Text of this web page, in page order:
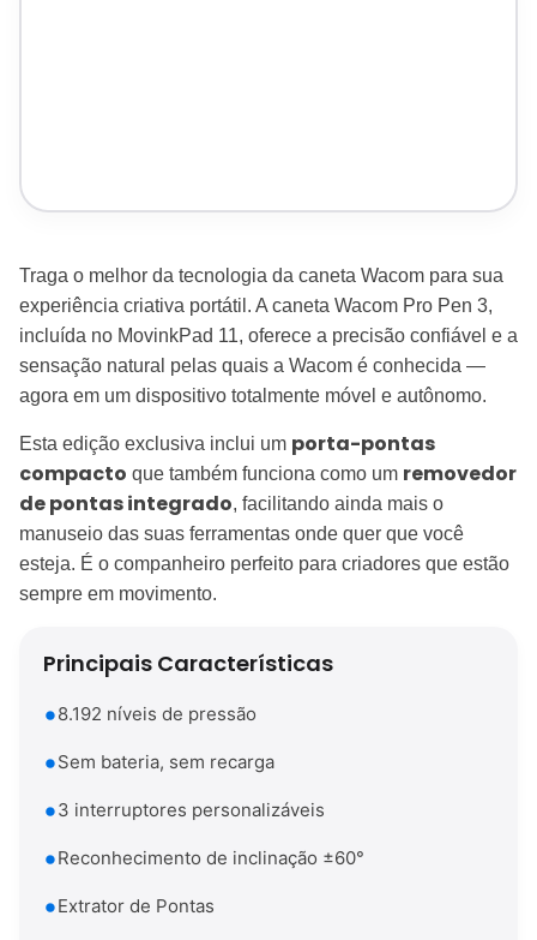
Traga o melhor da tecnologia da caneta Wacom para sua
experiência criativa portátil. A caneta Wacom Pro Pen 3,
incluída no MovinkPad 11, oferece a precisão confiável e a
sensação natural pelas quais a Wacom é conhecida —
agora em um dispositivo totalmente móvel e autônomo.
Esta edição exclusiva inclui um porta-pontas
compacto que também funciona como um removedor
de pontas integrado, facilitando ainda mais o
manuseio das suas ferramentas onde quer que você
esteja. É o companheiro perfeito para criadores que estão
sempre em movimento.
Principais Características
8.192 níveis de pressão
Sem bateria, sem recarga
3 interruptores personalizáveis
Reconhecimento de inclinação ±60°
Extrator de Pontas